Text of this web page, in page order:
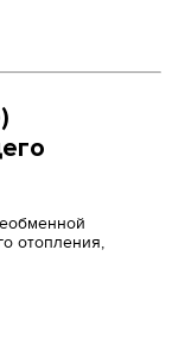
отопления,